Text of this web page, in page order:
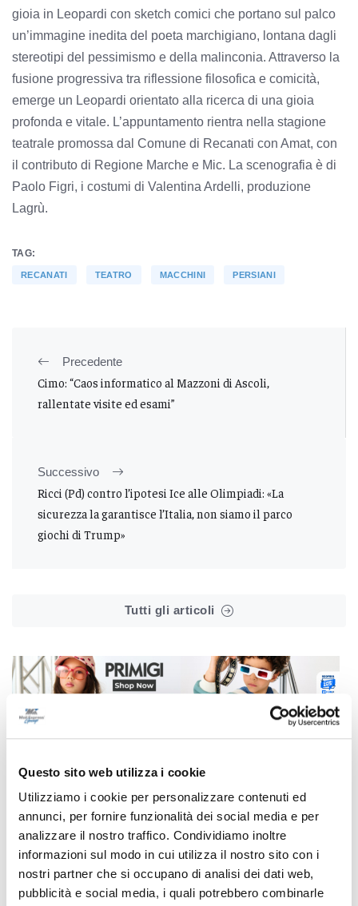
Questo sito web utilizza i cookie
Utilizziamo i cookie per personalizzare contenuti ed
annunci, per fornire funzionalità dei social media e per
analizzare il nostro traffico. Condividiamo inoltre
informazioni sul modo in cui utilizza il nostro sito con i
nostri partner che si occupano di analisi dei dati web,
pubblicità e social media, i quali potrebbero combinarle
gioia in Leopardi con sketch comici che portano sul palco
un’immagine inedita del poeta marchigiano, lontana dagli
stereotipi del pessimismo e della malinconia. Attraverso la
fusione progressiva tra riflessione filosofica e comicità,
emerge un Leopardi orientato alla ricerca di una gioia
profonda e vitale. L’appuntamento rientra nella stagione
teatrale promossa dal Comune di Recanati con Amat, con
il contributo di Regione Marche e Mic. La scenografia è di
Paolo Figri, i costumi di Valentina Ardelli, produzione
Lagrù.
TAG:
RECANATI TEATRO MACCHINI PERSIANI
Precedente
Cimo: “Caos informatico al Mazzoni di Ascoli,
rallentate visite ed esami”
Successivo
Ricci (Pd) contro l’ipotesi Ice alle Olimpiadi: «La
sicurezza la garantisce l’Italia, non siamo il parco
giochi di Trump»
Tutti gli articoli